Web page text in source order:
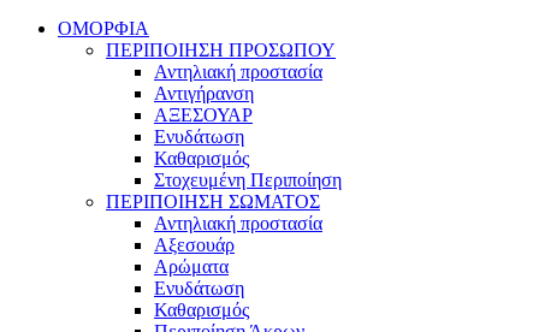
ΟΜΟΡΦΙΑ
ΠΕΡΙΠΟΙΗΣΗ ΠΡΟΣΩΠΟΥ
Αντηλιακή προστασία
Αντιγήρανση
ΑΞΕΣΟΥΑΡ
Ενυδάτωση
Καθαρισμός
Στοχευμένη Περιποίηση
ΠΕΡΙΠΟΙΗΣΗ ΣΩΜΑΤΟΣ
Αντηλιακή προστασία
Αξεσουάρ
Αρώματα
Ενυδάτωση
Καθαρισμός